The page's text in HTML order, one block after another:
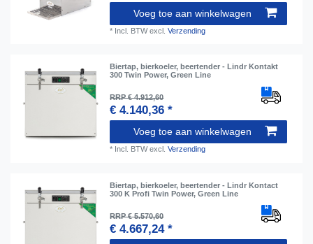
Voeg toe aan winkelwagen
* Incl. BTWexcl.Verzending
Biertap, bierkoeler, beertender - Lindr Kontakt
300 Twin Power, Green Line
RRP € 4.912,60
€ 4.140,36 *
Voeg toe aan winkelwagen
* Incl. BTWexcl.Verzending
Biertap, bierkoeler, beertender - Lindr Kontact
300 K Profi Twin Power, Green Line
RRP € 5.570,60
€ 4.667,24 *